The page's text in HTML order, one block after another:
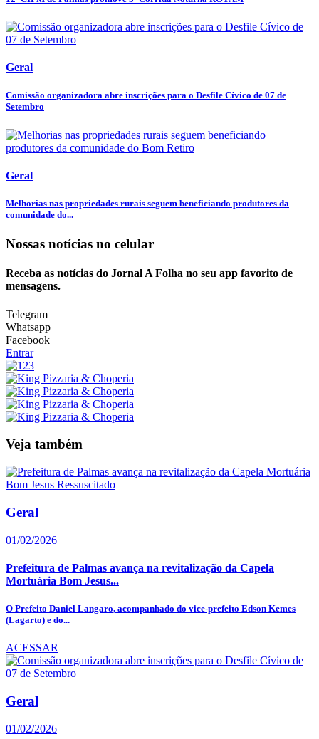
Geral
Comissão organizadora abre inscrições para o Desfile Cívico de 07 de
Setembro
Geral
Melhorias nas propriedades rurais seguem beneficiando produtores da
comunidade do...
Nossas notícias no celular
Receba as notícias do Jornal A Folha no seu app favorito de
mensagens.
Telegram
Whatsapp
Facebook
Entrar
Veja também
Geral
01/02/2026
Prefeitura de Palmas avança na revitalização da Capela
Mortuária Bom Jesus...
O Prefeito Daniel Langaro, acompanhado do vice-prefeito Edson Kemes
(Lagarto) e do...
ACESSAR
Geral
01/02/2026